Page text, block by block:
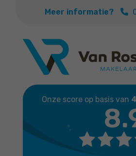
Meer informatie?
Onze score op basis van